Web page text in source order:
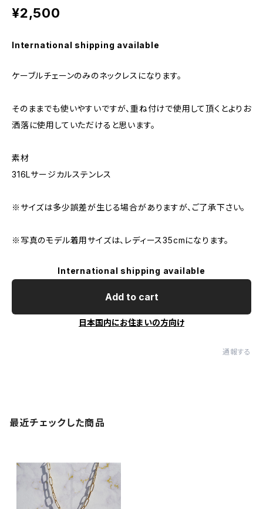
¥2,500
International shipping available
ケーブルチェーンのみのネックレスになります。
そのままでも使いやすいですが、重ね付けで使用して頂くとよりお
洒落に使用していただけると思います。
素材
316Lサージカルステンレス
※サイズは多少誤差が生じる場合がありますが、ご了承下さい。
※写真のモデル着用サイズは、レディース35cmになります。
International shipping available
Add to cart
日本国内にお住まいの方向け
通報する
最近チェックした商品